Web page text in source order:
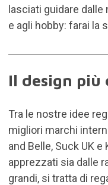
lasciati guidare
e agli hobby: farai la
Il design più
Tra le nostre idee
migliori marchi
and Belle, Suck UK
apprezzati sia dalle
grandi, si tratta di